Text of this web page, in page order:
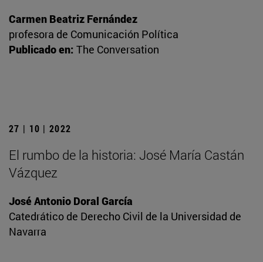
Carmen Beatriz Fernández
profesora de Comunicación Política
Publicado en: The Conversation
27 | 10 | 2022
El rumbo de la historia: José María Castán
Vázquez
José Antonio Doral García
Catedrático de Derecho Civil de la Universidad de
Navarra